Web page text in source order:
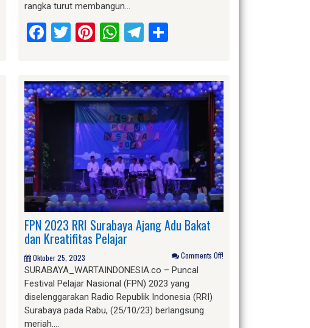
rangka turut membangun…
Facebook
Twitter
Pinterest
WhatsApp
Telegram
FPN 2023 RRI Surabaya Ajang Adu Bakat
dan Kreatifitas Pelajar
Oktober 25, 2023 Comments Off!
SURABAYA_WARTAINDONESIA.co – Puncal
Festival Pelajar Nasional (FPN) 2023 yang
diselenggarakan Radio Republik Indonesia (RRI)
Surabaya pada Rabu, (25/10/23) berlangsung
meriah….